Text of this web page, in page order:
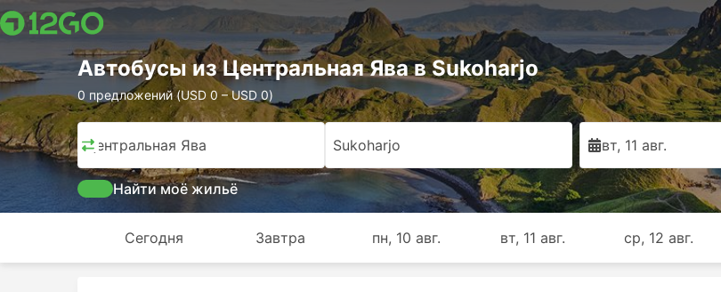
Автобусы из Центральная Ява в Sukoharjo
0 предложений (USD 0 – USD 0)
Центральная Ява Sukoharjo вт, 11 авг.
Найти моё жильё
Сегодня Завтра пн, 10 авг. вт, 11 авг. ср, 12 авг.